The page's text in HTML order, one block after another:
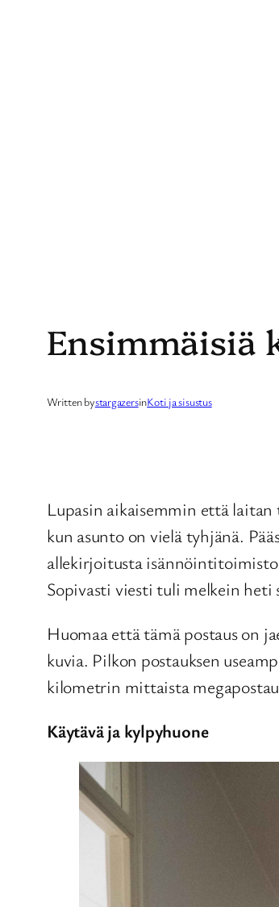
Ensimmäisiä
Written bystargazersinKoti ja sisustus
Lupasin aikaisemmin että laitan
kun asunto on vielä tyhjänä.
allekirjoitusta
Sopivasti viesti tuli melkein
Huomaa että tämä postaus on
kuvia. Pilkon postauksen
kilometrin mittaista
Käytävä ja kylpyhuone